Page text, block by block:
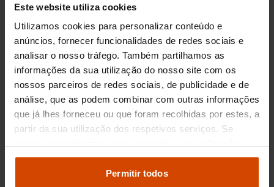
Este website utiliza cookies
Utilizamos cookies para personalizar conteúdo e
anúncios, fornecer funcionalidades de redes sociais e
analisar o nosso tráfego. Também partilhamos as
informações da sua utilização do nosso site com os
nossos parceiros de redes sociais, de publicidade e de
análise, que as podem combinar com outras informações
que já lhes forneceu ou que foram recolhidas por estes, a
partir da sua utilização dos respetivos serviços. Se
Pode modificar as suas opções de consentimento e
definições de cookies
Permitir todos
Motorizações do BMW Série 2
em Porto
OBMW Série 2apresenta diversas opções de
motorização que atendem a diferentes
necessidades dos condutores no Porto. Estas
incluem tanto versões a gasolina como a diesel,
garantindo uma escolha conveniente para os
utilizadores. Na categoria a gasolina, o218ié um
favorito, oferecendo um motor eficiente e
responsivo, ideal para o uso diário e viagens
curtas pela cidade. Para quem procura maior